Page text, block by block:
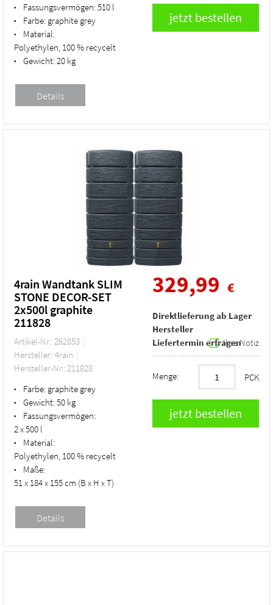
• Fassungsvermögen:510 l
• Farbe: graphite grey
•
Material:
Polyethylen, 100 % recycelt
• Gewicht:20 kg
4rain Wandtank SLIM
STONE DECOR-SET
2x500l graphite
211828
Artikel-Nr.: 262853
Hersteller: 4rain
Hersteller-Nr.: 211828
• Farbe: graphite grey
• Gewicht:50 kg
•
Fassungsvermögen:
2 x 500 l
•
Material:
Polyethylen, 100 % recycelt
•
Maße:
51 x 184 x 155 cm (B x H x T)
329,99 €
Direktlieferung ab Lager
Hersteller
Liefertermin erfragenIhre Notiz
Menge: PCK